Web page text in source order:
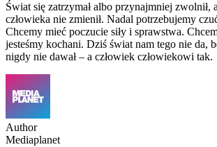
Świat się zatrzymał albo przynajmniej zwolnił,
człowieka nie zmienił. Nadal potrzebujemy
Chcemy mieć poczucie siły i sprawstwa.
jesteśmy kochani. Dziś świat nam tego nie da,
nigdy nie dawał – a człowiek człowiekowi tak.
Author
Mediaplanet